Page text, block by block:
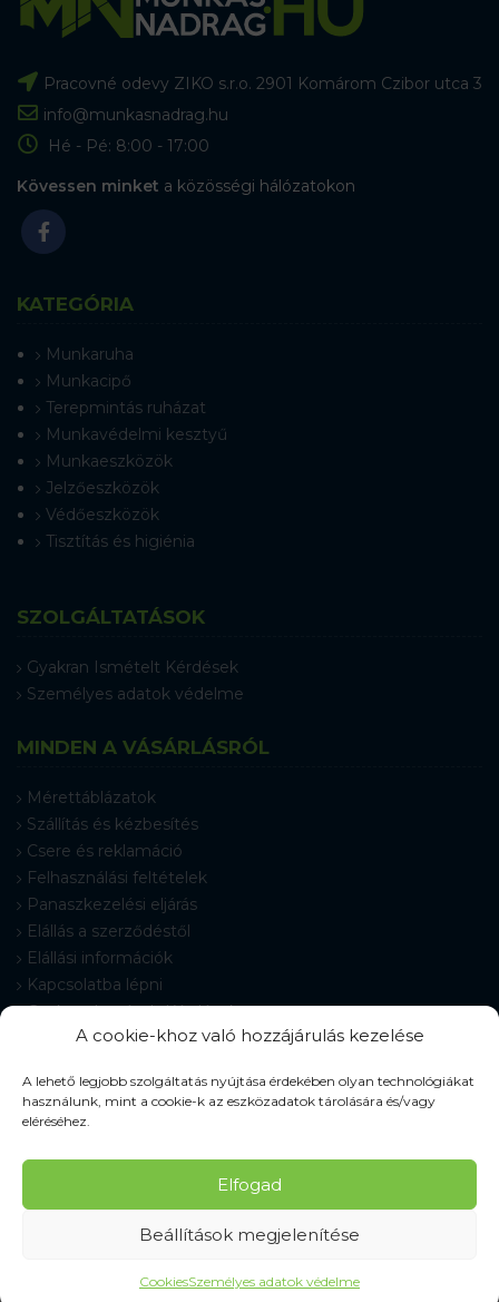
A cookie-khoz való hozzájárulás kezelése
A lehető legjobb szolgáltatás nyújtása érdekében olyan technológiákat
használunk, mint a cookie-k az eszközadatok tárolására és/vagy
eléréséhez.
Elfogad
Beállítások megjelenítése
CookiesSzemélyes adatok védelme
Pracovné odevy ZIKO s.r.o. 2901 Komárom Czibor utca 3
info@munkasnadrag.hu
Hé - Pé: 8:00 - 17:00
Kövessen minket a közösségi hálózatokon
KATEGÓRIA
Munkaruha
Munkacipő
Terepmintás ruházat
Munkavédelmi kesztyű
Munkaeszközök
Jelzőeszközök
Védőeszközök
Tisztítás és higiénia
SZOLGÁLTATÁSOK
Gyakran Ismételt Kérdések
Személyes adatok védelme
MINDEN A VÁSÁRLÁSRÓL
Mérettáblázatok
Szállítás és kézbesítés
Csere és reklamáció
Felhasználási feltételek
Panaszkezelési eljárás
Elállás a szerződéstől
Elállási információk
Kapcsolatba lépni
Gyakran Ismételt Kérdések
Cookie-beállítások